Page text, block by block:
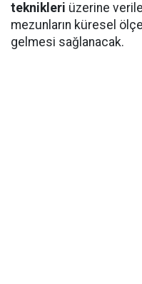
teknikleri üzerine
mezunların küresel
gelmesi sağlanacak.